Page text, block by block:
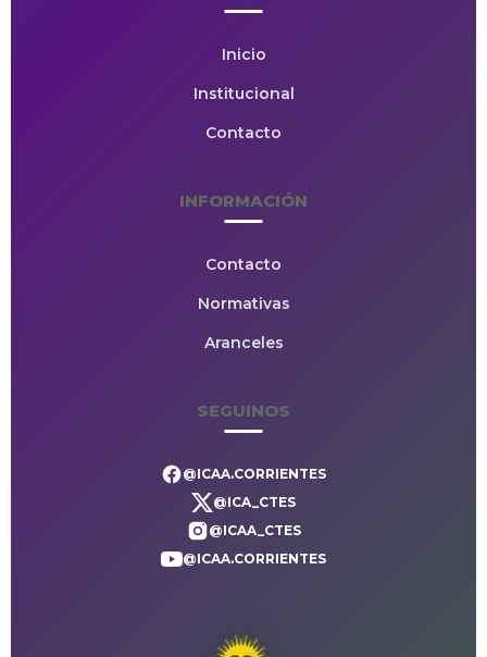
Inicio
Institucional
Contacto
INFORMACIÓN
Contacto
Normativas
Aranceles
SEGUINOS
@ICAA.CORRIENTES
@ICA_CTES
@ICAA_CTES
@ICAA.CORRIENTES